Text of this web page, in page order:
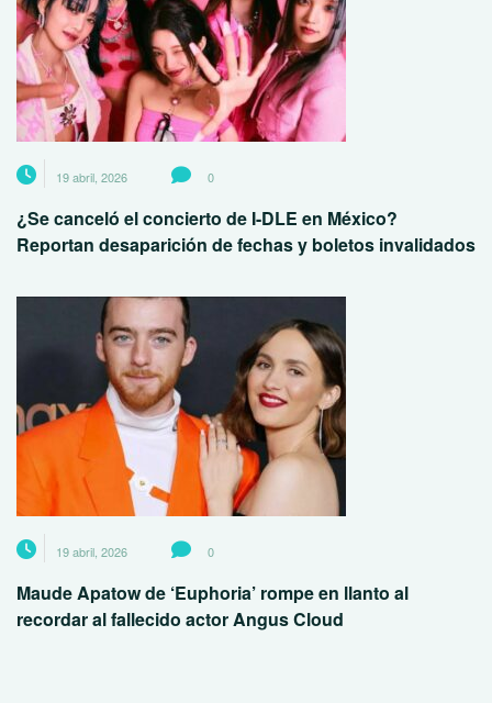
19 abril, 2026 0
¿Se canceló el concierto de I-DLE en México?
Reportan desaparición de fechas y boletos invalidados
19 abril, 2026 0
Maude Apatow de ‘Euphoria’ rompe en llanto al
recordar al fallecido actor Angus Cloud